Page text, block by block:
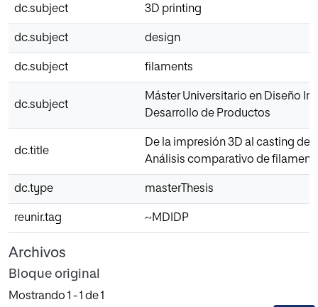
dc.subject 3D printing
dc.subject design
dc.subject filaments
dc.subject
Máster Universitario en Diseño
Desarrollo de Productos
dc.title
De la impresión 3D al casting de
Análisis comparativo de
dc.type masterThesis
reunir.tag ~MDIDP
Archivos
Bloque original
Mostrando 1 - 1 de 1